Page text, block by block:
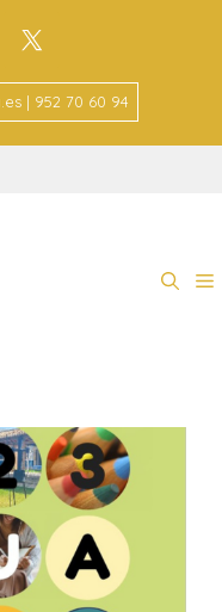
| 952 70 60 94